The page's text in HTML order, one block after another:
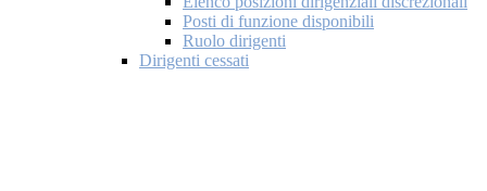
Posti di funzione disponibili
Ruolo dirigenti
Dirigenti cessati